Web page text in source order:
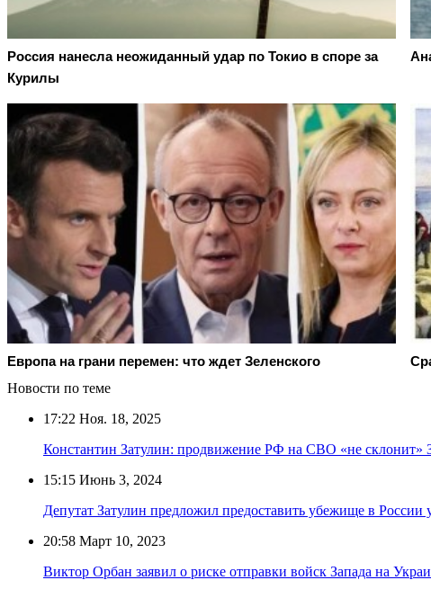
Россия нанесла неожиданный удар по Токио в споре за
Курилы
Европа на грани перемен: что ждет Зеленского
Новости по теме
17:22 Ноя. 18, 2025
Константин Затулин: продвижение РФ на СВО «не склонит»
15:15 Июнь 3, 2024
Депутат Затулин предложил предоставить убежище в России
20:58 Март 10, 2023
Виктор Орбан заявил о риске отправки войск Запада на